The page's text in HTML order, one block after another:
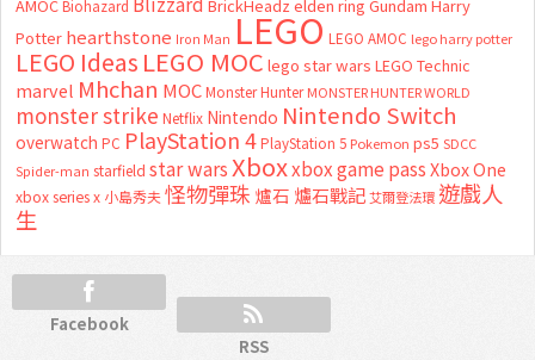
AMOC Biohazard BrickHeadz elden ring Gundam Harry
Potter hearthstone Iron Man LEGO LEGO AMOC lego harry potter
LEGO Ideas LEGO MOC lego star wars LEGO Technic
marvel Mhchan MOC Monster Hunter MONSTER HUNTER WORLD
monster strike Netflix Nintendo Nintendo Switch
overwatch PC PlayStation 4 PlayStation 5 Pokemon ps5 SDCC
Spider-man starfield star warsXboxxbox game passXbox One
xbox series x 小島秀夫怪物彈珠 爐石 爐石戰記艾爾登法環 遊戲人
生
Facebook
RSS